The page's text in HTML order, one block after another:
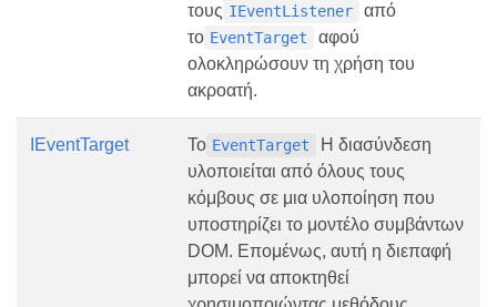
τους IEventListener
από
το EventTarget
αφού
ολοκληρώσουν τη χρήση του
ακροατή.
IEventTarget Το EventTarget
Η διασύνδεση
υλοποιείται από όλους τους
κόμβους σε μια υλοποίηση που
υποστηρίζει το μοντέλο συμβάντων
DOM. Επομένως, αυτή η διεπαφή
μπορεί να αποκτηθεί